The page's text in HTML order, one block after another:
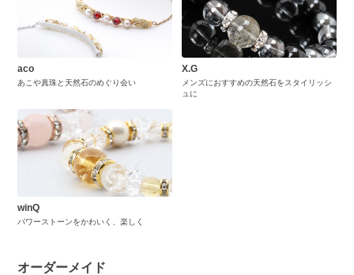
aco
あこや真珠と天然石のめぐり会い
X.G
メンズにおすすめの天然石をスタイリッシ
ュに
winQ
パワーストーンをかわいく、楽しく
オーダーメイド